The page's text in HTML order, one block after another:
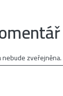
zveřejněna.